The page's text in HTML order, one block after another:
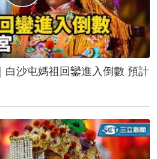
白沙屯媽祖回鑾進入倒數 預計